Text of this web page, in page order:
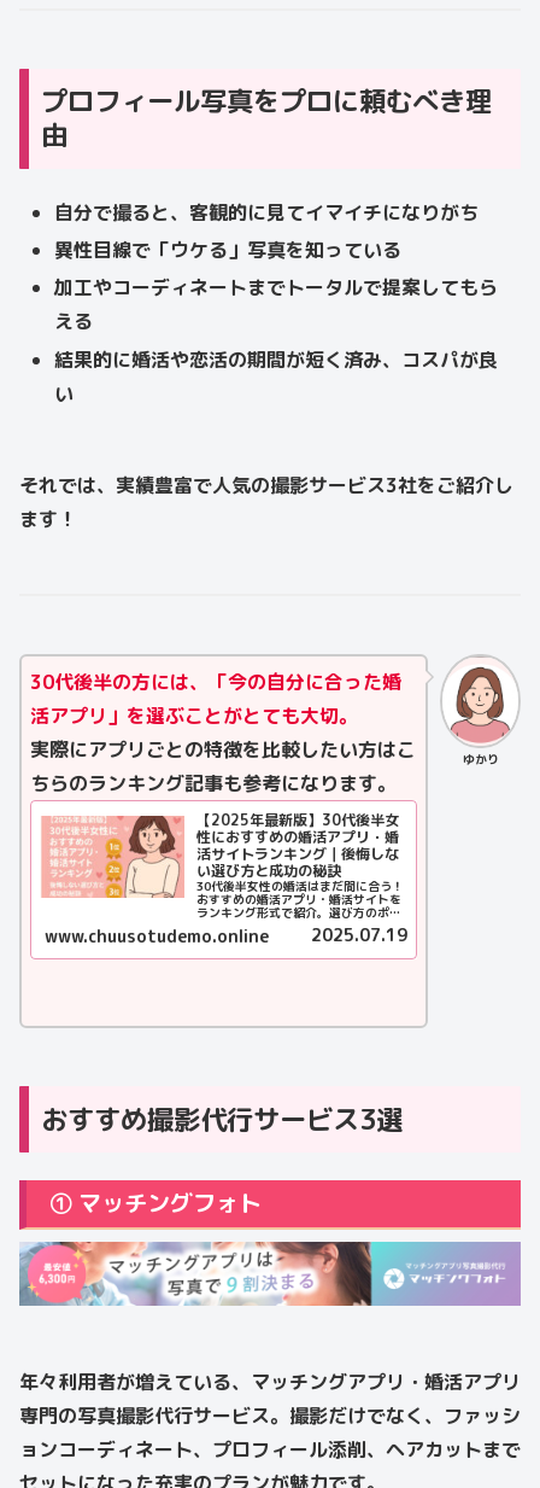
プロフィール写真をプロに頼むべき理
由
自分で撮ると、客観的に見てイマイチになりがち
異性目線で「ウケる」写真を知っている
加工やコーディネートまでトータルで提案してもら
える
結果的に婚活や恋活の期間が短く済み、コスパが良
い
それでは、実績豊富で人気の撮影サービス3社をご紹介し
ます！
ゆかり
30代後半の方には、「今の自分に合った婚
活アプリ」を選ぶことがとても大切。
実際にアプリごとの特徴を比較したい方はこ
ちらのランキング記事も参考になります。
【2025年最新版】30代後半女
性におすすめの婚活アプリ・婚
活サイトランキング｜後悔しな
い選び方と成功の秘訣
30代後半女性の婚活はまだ間に合う！
おすすめの婚活アプリ・婚活サイトを
ランキング形式で紹介。選び方のポイ
ントや成功の秘訣も徹底解説します。
www.chuusotudemo.online 2025.07.19
おすすめ撮影代行サービス3選
① マッチングフォト
年々利用者が増えている、マッチングアプリ・婚活アプリ
専門の写真撮影代行サービス。撮影だけでなく、ファッシ
ョンコーディネート、プロフィール添削、ヘアカットまで